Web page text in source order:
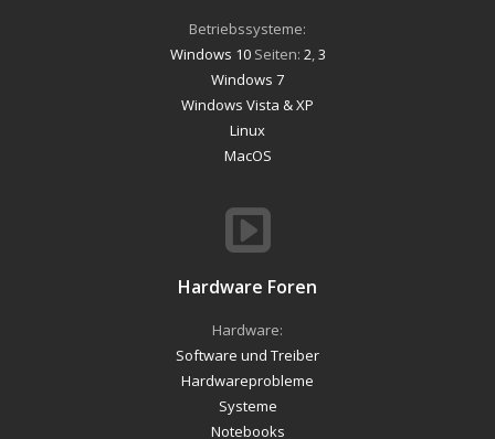
Betriebssysteme:
Windows 10Seiten: 2 3
Windows 7
Windows Vista & XP
Linux
MacOS
Hardware Foren
Hardware:
Software und Treiber
Hardwareprobleme
Systeme
Notebooks